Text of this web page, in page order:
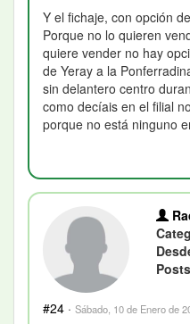
Y el fichaje, con opción
Porque no lo quieren
quiere vender no hay
de Yeray a la
sin delantero centro
como decíais en el filial
porque no está ninguno
Posts
#24 · Sábado, 10 de Enero de